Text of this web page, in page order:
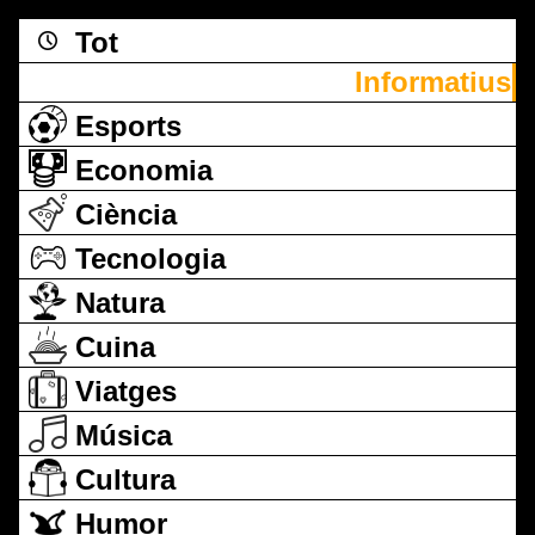
Tot
Informatius
Esports
Economia
Ciència
Tecnologia
Natura
Cuina
Viatges
Música
Cultura
Humor